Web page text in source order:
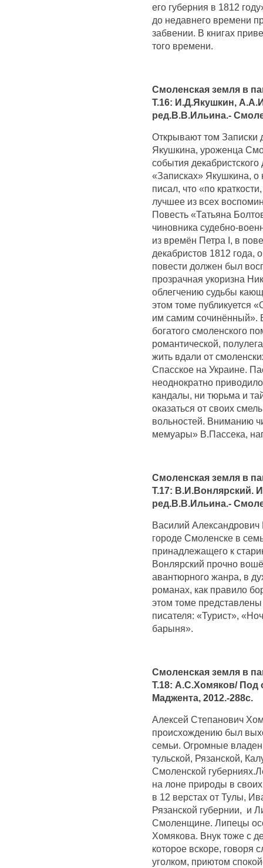
его губерния в 1812
до недавнего времени
забвении. В книгах
того времени.
Смоленская земля в
Т.16: И.Д.Якушкин,
ред.В.В.Ильина.-
Открывают том Записки
Якушкина, уроженца
события
«Записках» Якушкина, о
писал, что «по
лучшее из всех
Повесть «Татьяна
чиновника судебно-
из времён Петра I, в
декабристов 1812 года,
повести должен был
прозрачная укоризна
облегчению судьбы
этом томе публикуется
им самим сочинённый».
богатого смоленского
романтической,
жить вдали от
Спасское на Украине.
неоднократно
кандалы, ни тюрьма и
оказаться от своих
вольностей. Вниманию
мемуары» В.Пассека,
Смоленская земля в
Т.17: В.И.Вонлярский.
ред.В.В.Ильина.-
Василий Александрович
городе Смоленске в
принадлежащего к
Вонлярский прочно
авантюрного жанра, в
романах, как правило
этом томе
писателя: «Турист»,
барыня».
Смоленская земля в
Т.18: А.С.Хомяков/
Маджента, 2012.-288с.
Алексей Степанович
происхождению был
семьи. Огромные
тульской, Рязанской,
Смоленской
на лоне природы в
в 12 верстах от Тулы,
Рязанской губернии, и
Смоленщине. Липецы
Хомякова. Внук тоже с
которое вскоре, говоря
уголком, приютом